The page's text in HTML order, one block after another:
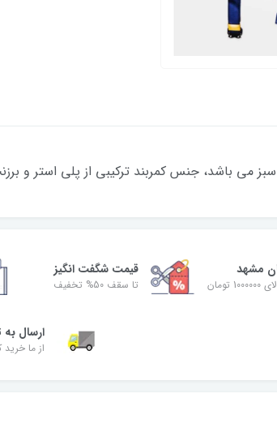
می باشد، جنس کمربند ترکیبی از پلی استر و
مشهد قیمت شگفت‌ انگیز
تا سقف 50% تخفیف
ارسال
از ما خرید